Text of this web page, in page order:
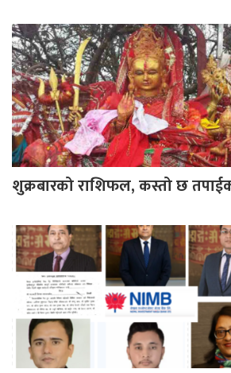
शुक्रबारको राशिफल, कस्तो छ